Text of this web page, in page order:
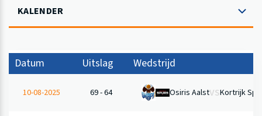
Datum Uitslag Wedstrijd
10-08-2025 69 - 64 Osiris AalstVSKortrijk